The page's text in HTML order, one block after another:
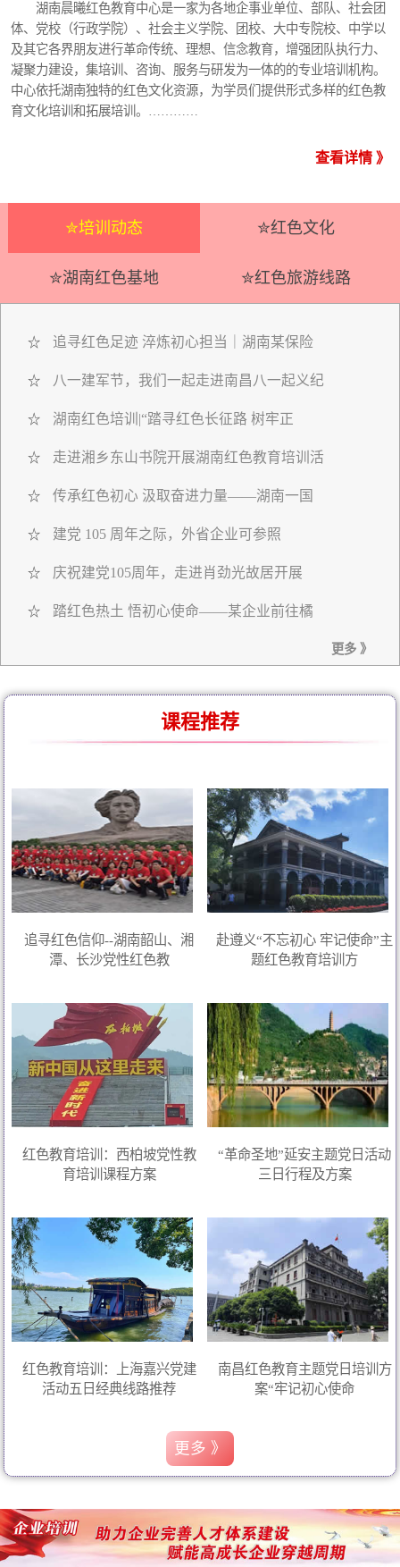
湖南晨曦红色教育中心是一家为各地企事业单位、部队、社会团
体、党校（行政学院）、社会主义学院、团校、大中专院校、中学以
及其它各界朋友进行革命传统、理想、信念教育，增强团队执行力、
凝聚力建设，集培训、咨询、服务与研发为一体的的专业培训机构。
中心依托湖南独特的红色文化资源，为学员们提供形式多样的红色教
育文化培训和拓展培训。…………
查看详情 》
✮培训动态 ✮红色文化
✮湖南红色基地 ✮红色旅游线路
☆ 追寻红色足迹 淬炼初心担当｜湖南某保险
☆ 八一建军节，我们一起走进南昌八一起义纪
☆ 湖南红色培训|“踏寻红色长征路 树牢正
☆ 走进湘乡东山书院开展湖南红色教育培训活
☆ 传承红色初心 汲取奋进力量——湖南一国
☆ 建党 105 周年之际，外省企业可参照
☆ 庆祝建党105周年，走进肖劲光故居开展
☆ 踏红色热土 悟初心使命——某企业前往橘
更多 》
课程推荐
追寻红色信仰--湖南韶山、湘
潭、长沙党性红色教
赴遵义“不忘初心 牢记使命”主
题红色教育培训方
红色教育培训：西柏坡党性教
育培训课程方案
“革命圣地”延安主题党日活动
三日行程及方案
红色教育培训：上海嘉兴党建
活动五日经典线路推荐
南昌红色教育主题党日培训方
案“牢记初心使命
更多 》